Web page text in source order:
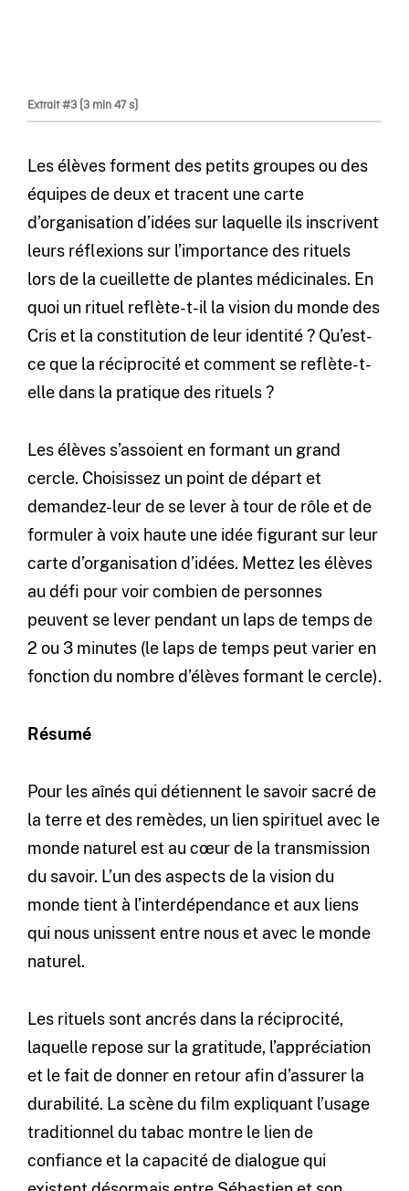
Extrait #3 (3 min 47 s)
Les élèves forment des petits groupes ou des
équipes de deux et tracent une carte
d’organisation d’idées sur laquelle ils inscrivent
leurs réflexions sur l’importance des rituels
lors de la cueillette de plantes médicinales. En
quoi un rituel reflète-t-il la vision du monde des
Cris et la constitution de leur identité ? Qu’est-
ce que la réciprocité et comment se reflète-t-
elle dans la pratique des rituels ?
Les élèves s’assoient en formant un grand
cercle. Choisissez un point de départ et
demandez-leur de se lever à tour de rôle et de
formuler à voix haute une idée figurant sur leur
carte d’organisation d’idées. Mettez les élèves
au défi pour voir combien de personnes
peuvent se lever pendant un laps de temps de
2 ou 3 minutes (le laps de temps peut varier en
fonction du nombre d’élèves formant le cercle).
Résumé
Pour les aînés qui détiennent le savoir sacré de
la terre et des remèdes, un lien spirituel avec le
monde naturel est au cœur de la transmission
du savoir. L’un des aspects de la vision du
monde tient à l’interdépendance et aux liens
qui nous unissent entre nous et avec le monde
naturel.
Les rituels sont ancrés dans la réciprocité,
laquelle repose sur la gratitude, l’appréciation
et le fait de donner en retour afin d’assurer la
durabilité. La scène du film expliquant l’usage
traditionnel du tabac montre le lien de
confiance et la capacité de dialogue qui